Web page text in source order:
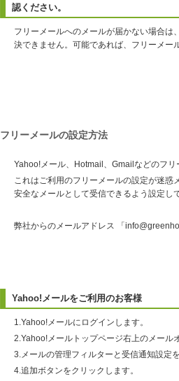
認ください。
フリーメールへのメールが届かない場合
決できません。可能であれば、フリーメー
フリーメールの設定方法
Yahoo!メール、Hotmail、Gmailなどのフリ
これはご利用のフリーメールの設定が迷惑
安全なメールとして受信できるよう設定し
弊社からのメールアドレス 「
Yahoo!メールをご利用のお客様
1.Yahoo!メールにログインします。
2.Yahoo!メールトップページ右上のメール
3.メールの管理フィルターと受信通知設定
4.追加ボタンをクリックします。